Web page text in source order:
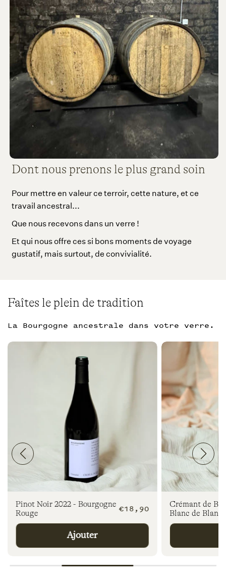
Dont nous prenons le plus grand soin
Pour mettre en valeur ce terroir, cette nature, et ce
travail ancestral...
Que nous recevons dans un verre !
Et qui nous offre ces si bons moments de voyage
gustatif, mais surtout, de convivialité.
Faîtes le plein de tradition
La Bourgogne ancestrale dans votre verre.
Pinot Noir 2022 - Bourgogne
Rouge
Prix
€18,90
Ajouter
Crémant de
Blanc de Blancs